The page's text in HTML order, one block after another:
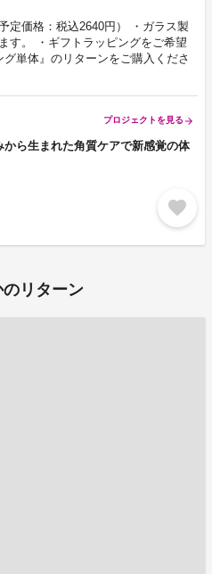
定価格：税込2640円） ・ガラス製
す。 ・ギフトラッピングをご希望
単体』のリターンをご購入くださ
プロジェクトを見る arrow_forward
ら生まれた角質ケアで新感覚の体
favorite
リターン